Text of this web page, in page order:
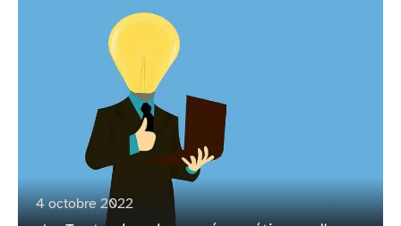
4 octobre 2022